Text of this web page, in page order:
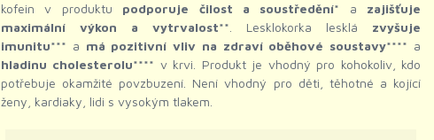
kofein v produktu podporuje čilost a soustředění* a zajišťuje
maximální výkon a vytrvalost** . Lesklokorka lesklá zvyšuje
imunitu*** a má pozitivní vliv na zdraví oběhové soustavy**** a
hladinu cholesterolu**** v krvi. Produkt je vhodný pro kohokoliv, kdo
potřebuje okamžité povzbuzení. Není vhodný pro děti, těhotné a kojící
ženy, kardiaky, lidi s vysokým tlakem.